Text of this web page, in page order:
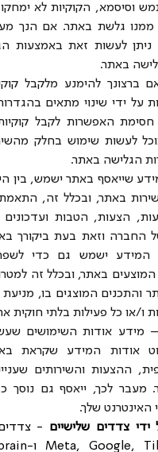
באתר.
הגלישה באתר.
ו/או כל פעילות בלתי חוקית
מעבר לכך, ייאסף גם נוסך
ידי צדדים שלישיים